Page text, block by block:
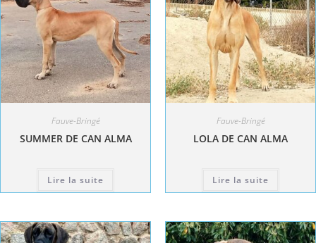
Fauve-Bringé
SUMMER DE CAN ALMA
Lire la suite
Fauve-Bringé
LOLA DE CAN ALMA
Lire la suite